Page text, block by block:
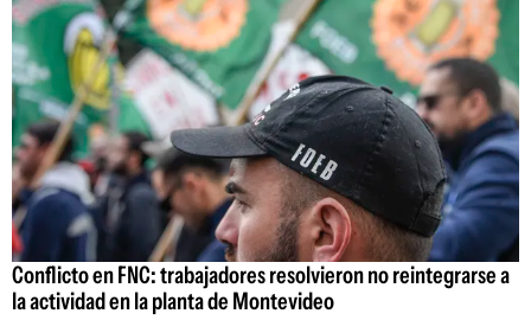
Conflicto en FNC: trabajadores resolvieron no reintegrarse a
la actividad en la planta de Montevideo